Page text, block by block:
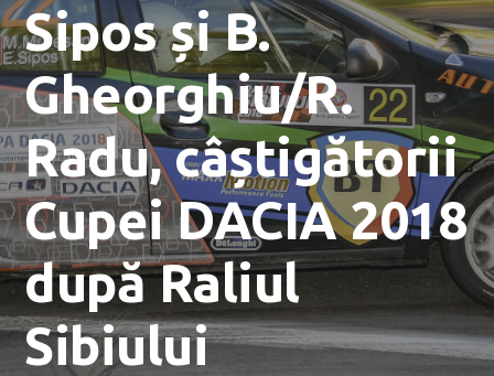
Sipos și B.
Gheorghiu/R.
Radu, câștigătorii
Cupei DACIA 2018
după Raliul
Sibiului